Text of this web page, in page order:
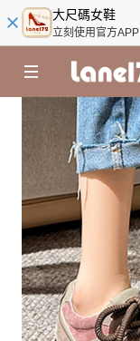
大尺碼女鞋
立刻使用官方APP